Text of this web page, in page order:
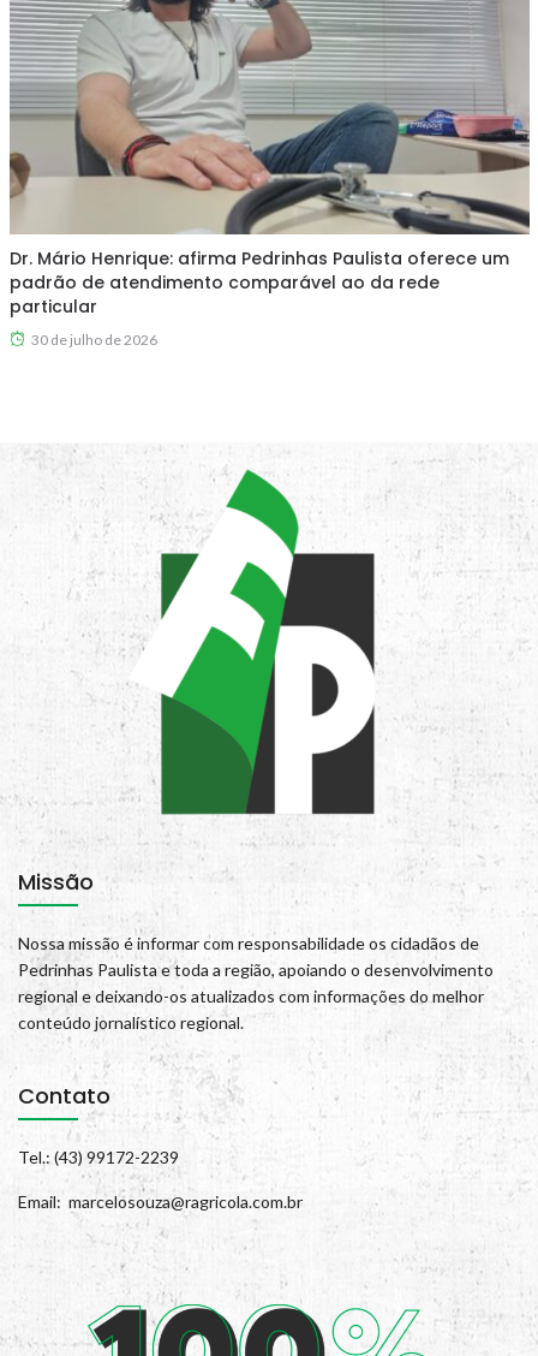
Dr. Mário Henrique: afirma Pedrinhas Paulista oferece um
padrão de atendimento comparável ao da rede
particular
30 de julho de 2026
Missão
Nossa missão é informar com responsabilidade os cidadãos de
Pedrinhas Paulista e toda a região, apoiando o desenvolvimento
regional e deixando-os atualizados com informações do melhor
conteúdo jornalístico regional.
Contato
Tel.: (43) 99172-2239
Email: marcelosouza@ragricola.com.br